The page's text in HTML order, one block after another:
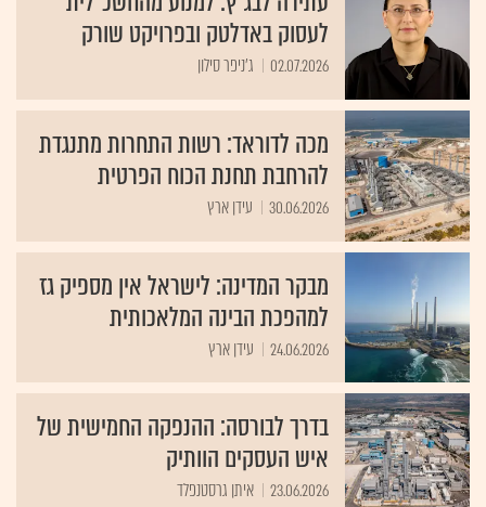
לעסוק באדלטק ובפרויקט שורק
02.07.2026 ג'ניפר סילון
מכה לדוראד: רשות התחרות מתנגדת
להרחבת תחנת הכוח הפרטית
30.06.2026 עידן ארץ
מבקר המדינה: לישראל אין מספיק גז
למהפכת הבינה המלאכותית
24.06.2026 עידן ארץ
בדרך לבורסה: ההנפקה החמישית של
איש העסקים הוותיק
23.06.2026 איתן גרסטנפלד